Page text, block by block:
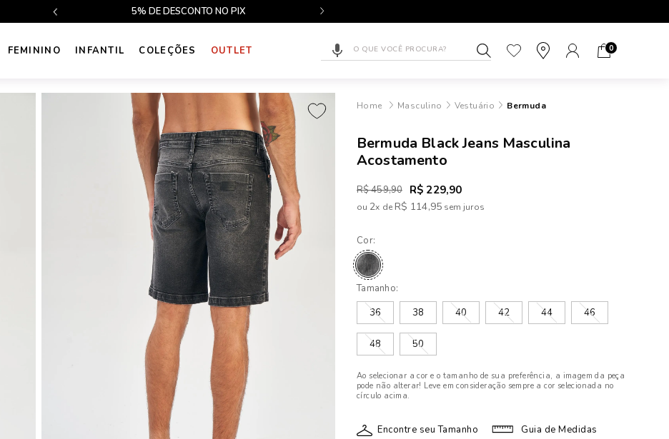
5% DE DESCONTO NO PIX
FEMININO INFANTIL COLEÇÕES OUTLET 0
Masculino Vestuário Bermuda
Bermuda Black Jeans Masculina
Acostamento
R$ 459,90 R$ 229,90
ou 2x deR$ 114,95
Cor:
Tamanho:
36
38 40 42 44 46
48 50
Ao selecionar a cor e o tamanho de sua preferência, a imagem da peça
pode não alterar! Leve em consideração sempre a cor selecionada no
círculo acima.
Encontre seu Tamanho Guia de Medidas